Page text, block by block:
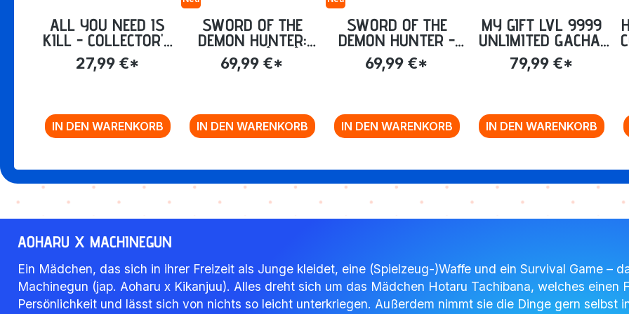
ALL YOU NEED IS
KILL - COLLECTOR'S
EDITION (BLU-RAY)
27,99 €*
IN DEN WARENKORB
SWORD OF THE
DEMON HUNTER:
KIJIN GENTÔSHÔ -
VOLUME 2: EP. 13-24
69,99 €*
IN DEN WARENKORB
SWORD OF THE
DEMON HUNTER -
VOLUME 1: EPISODE
01-12 [BLU-RAY]
69,99 €*
IN DEN WARENKORB
MY GIFT LVL 9999
UNLIMITED GACHA:
BACKSTABBED IN A
BACKWATER
COMPLETE EDITION
[BLU-RAY]
79,99 €*
IN DEN WARENKORB
AOHARU X MACHINEGUN
Ein Mädchen, das sich in ihrer Freizeit als Junge kleidet, eine (Spielzeug-)Waffe und ein Survival Game –
Machinegun (jap. Aoharu x Kikanjuu). Alles dreht sich um das Mädchen Hotaru Tachibana, welches
Persönlichkeit und lässt sich von nichts so leicht unterkriegen. Außerdem nimmt sie die Dinge gern selbst